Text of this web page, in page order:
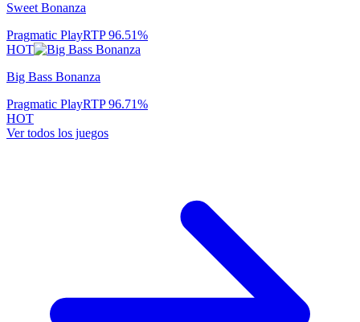
Sweet Bonanza
Pragmatic PlayRTP96.51%
HOT
Big Bass Bonanza
Pragmatic PlayRTP96.71%
HOT
Ver todos los juegos